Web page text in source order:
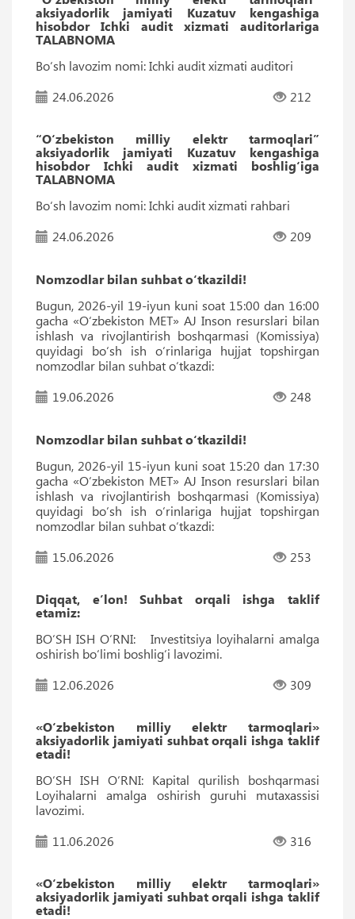
aksiyadorlik jamiyati Kuzatuv kengashiga
hisobdor Ichki audit xizmati auditorlariga
TALABNOMA
Bo‘sh lavozim nomi: Ichki audit xizmati auditori
24.06.2026
212
“O‘zbekiston milliy elektr tarmoqlari”
aksiyadorlik jamiyati Kuzatuv kengashiga
hisobdor Ichki audit xizmati boshlig‘iga
TALABNOMA
Bo‘sh lavozim nomi: Ichki audit xizmati rahbari
24.06.2026
209
Nomzodlar bilan suhbat o‘tkazildi!
Bugun, 2026-yil 19-iyun kuni soat 15:00 dan 16:00
gacha «O‘zbekiston MET» AJ Inson resurslari bilan
ishlash va rivojlantirish boshqarmasi (Komissiya)
quyidagi bo‘sh ish o‘rinlariga hujjat topshirgan
nomzodlar bilan suhbat o‘tkazdi:
19.06.2026
248
Nomzodlar bilan suhbat o‘tkazildi!
Bugun, 2026-yil 15-iyun kuni soat 15:20 dan 17:30
gacha «O‘zbekiston MET» AJ Inson resurslari bilan
ishlash va rivojlantirish boshqarmasi (Komissiya)
quyidagi bo‘sh ish o‘rinlariga hujjat topshirgan
nomzodlar bilan suhbat o‘tkazdi:
15.06.2026
253
Diqqat, e’lon! Suhbat orqali ishga taklif
etamiz:
BO‘SH ISH O‘RNI: Investitsiya loyihalarni amalga
oshirish bo‘limi boshlig‘i lavozimi.
12.06.2026
309
«O‘zbekiston milliy elektr tarmoqlari»
aksiyadorlik jamiyati suhbat orqali ishga taklif
etadi!
BO‘SH ISH O‘RNI: Kapital qurilish boshqarmasi
Loyihalarni amalga oshirish guruhi mutaxassisi
lavozimi.
11.06.2026
316
«O‘zbekiston milliy elektr tarmoqlari»
aksiyadorlik jamiyati suhbat orqali ishga taklif
etadi!